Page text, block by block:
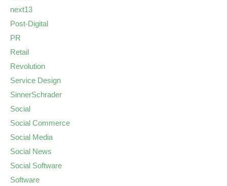
next13
Post-Digital
PR
Retail
Revolution
Service Design
SinnerSchrader
Social
Social Commerce
Social Media
Social News
Social Software
Software